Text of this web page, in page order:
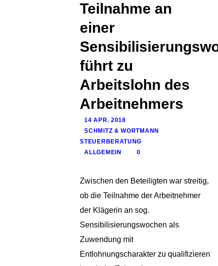
Teilnahme an
einer
führt zu
Arbeitslohn des
Arbeitnehmers
14 APR. 2018
SCHMITZ & WORTMANN
STEUERBERATUNG
ALLGEMEIN
0
Zwischen den Beteiligten war streitig,
ob die Teilnahme der Arbeitnehmer
der Klägerin an sog.
Sensibilisierungswochen als
Zuwendung mit
Entlohnungscharakter zu qualifizieren